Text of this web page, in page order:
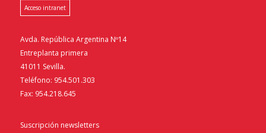
Acceso intranet
Avda. República Argentina Nº14
Entreplanta primera
41011 Sevilla.
Teléfono: 954.501.303
Fax: 954.218.645
Suscripción newsletters